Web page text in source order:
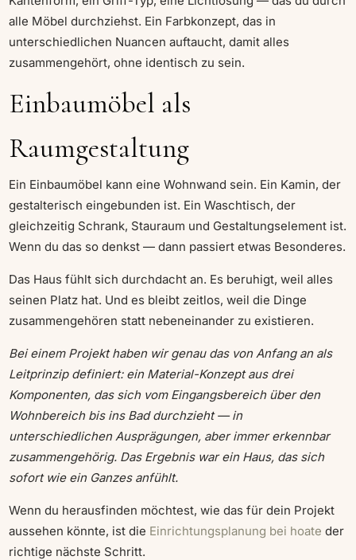
alle Möbel durchziehst. Ein Farbkonzept, das in
unterschiedlichen Nuancen auftaucht, damit alles
zusammengehört, ohne identisch zu sein.
Einbaumöbel als
Raumgestaltung
Ein Einbaumöbel kann eine Wohnwand sein. Ein Kamin, der
gestalterisch eingebunden ist. Ein Waschtisch, der
gleichzeitig Schrank, Stauraum und Gestaltungselement ist.
Wenn du das so denkst — dann passiert etwas Besonderes.
Das Haus fühlt sich durchdacht an. Es beruhigt, weil alles
seinen Platz hat. Und es bleibt zeitlos, weil die Dinge
zusammengehören statt nebeneinander zu existieren.
Bei einem Projekt haben wir genau das von Anfang an als
Leitprinzip definiert: ein Material-Konzept aus drei
Komponenten, das sich vom Eingangsbereich über den
Wohnbereich bis ins Bad durchzieht — in
unterschiedlichen Ausprägungen, aber immer erkennbar
zusammengehörig. Das Ergebnis war ein Haus, das sich
sofort wie ein Ganzes anfühlt.
Wenn du herausfinden möchtest, wie das für dein Projekt
aussehen könnte, ist die Einrichtungsplanung bei hoate der
richtige nächste Schritt.